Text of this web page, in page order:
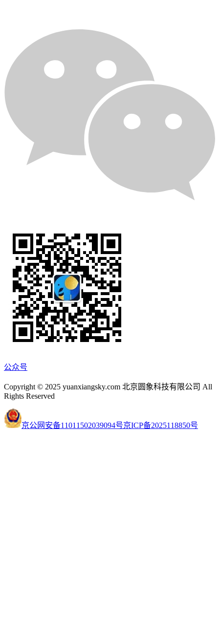
公众号
Copyright © 2025 yuanxiangsky.com 北京圆象科技有限公司 All
Rights Reserved
京公网安备11011502039094号京ICP备2025118850号